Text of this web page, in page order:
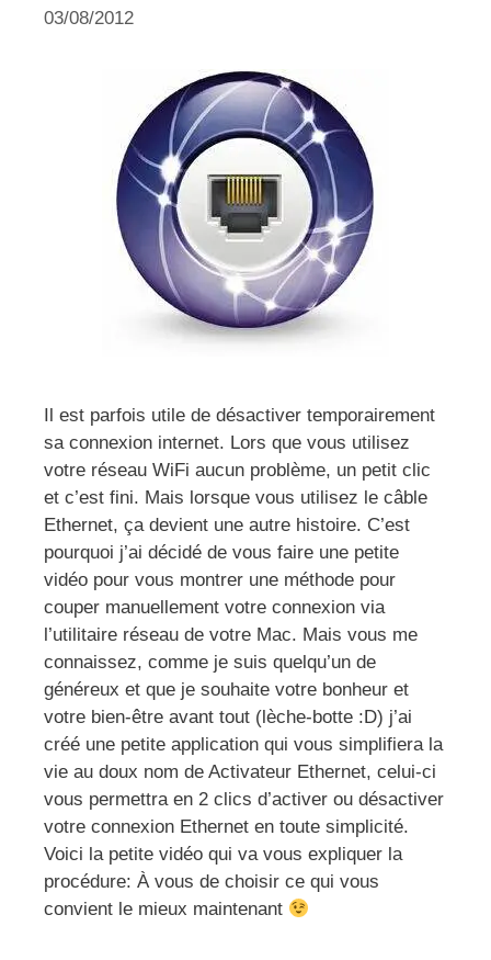
03/08/2012
Il est parfois utile de désactiver temporairement
sa connexion internet. Lors que vous utilisez
votre réseau WiFi aucun problème, un petit clic
et c’est fini. Mais lorsque vous utilisez le câble
Ethernet, ça devient une autre histoire. C’est
pourquoi j’ai décidé de vous faire une petite
vidéo pour vous montrer une méthode pour
couper manuellement votre connexion via
l’utilitaire réseau de votre Mac. Mais vous me
connaissez, comme je suis quelqu’un de
généreux et que je souhaite votre bonheur et
votre bien-être avant tout (lèche-botte :D) j’ai
créé une petite application qui vous simplifiera la
vie au doux nom de Activateur Ethernet, celui-ci
vous permettra en 2 clics d’activer ou désactiver
votre connexion Ethernet en toute simplicité.
Voici la petite vidéo qui va vous expliquer la
procédure: À vous de choisir ce qui vous
convient le mieux maintenant